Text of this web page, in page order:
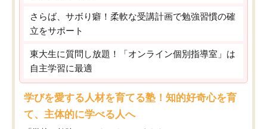
さらば、サボり癖！柔軟な受講計画で勉強習慣の確
立をサポート
東大生に質問し放題！「オンライン個別指導室」は
自主学習に最適
学びを愛する人材を育てる塾！知的好奇心を育
て、主体的に学べる人へ